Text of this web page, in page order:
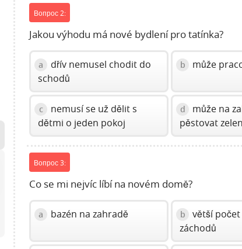
Вопрос 2:
Jakou výhodu má nové bydlení pro tatínka?
a
dřív nemusel chodit do
schodů
b může
c
nemusí se už dělit s
dětmi o jeden pokoj
d
může na
pěstovat
Вопрос 3:
Co se mi nejvíc líbí na novém domě?
a bazén na zahradě b
větší
záchodů